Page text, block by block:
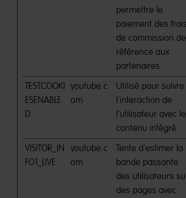
permettre le
paiement des frais
de commission de
référence aux
partenaires.
TESTCOOKI
ESENABLE
D
youtube.c
om
Utilisé pour suivre
l'interaction de
l'utilisateur avec le
contenu intégré.
VISITOR_IN
FO1_LIVE
youtube.c
om
Tente d'estimer la
bande passante
des utilisateurs
des pages avec